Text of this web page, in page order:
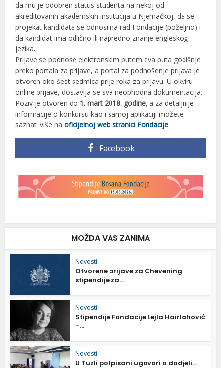
da mu je odobren status studenta na nekoj od
akreditovanih akademskih institucija u Njemačkoj, da se
projekat kandidata se odnosi na rad Fondacije (poželjno) i
da kandidat ima odlično ili napredno znanje engleskog
jezika.
Prijave se podnose elektronskim putem dva puta godišnje
preko portala za prijave, a portal za podnošenje prijava je
otvoren oko šest sedmica prije roka za prijavu. U okviru
online prijave, dostavlja se sva neophodna dokumentacija.
Poziv je otvoren do 1. mart 2018. godine, a za detaljnije
informacije o konkursu kao i samoj aplikaciji možete
saznati više naoficijelnoj web stranici Fondacije.
Facebook
MOŽDA VAS ZANIMA
Novosti
Otvorene prijave za Chevening
stipendije za...
Novosti
Stipendije Fondacije Lejla Hairlahović
–...
Novosti
U Tuzli potpisani ugovori o dodjeli...